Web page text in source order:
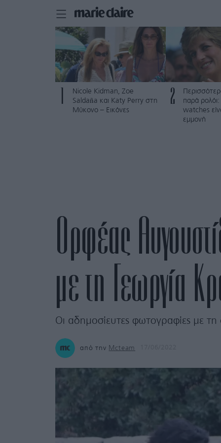
Nicole Kidman, Zoe
Saldaña και Katy Perry στη
Μύκονο – Εικόνες
2
παρά
watches
εμμονή
Ορφέας
με τη Γεωργία
Οι αδημοσίευτες φωτογραφίες με
από την Mcteam